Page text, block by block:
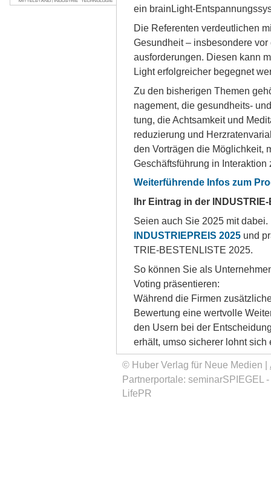
ein brain­Light-
Die Re­fe­ren­ten ver­deut­li­chen
Ge­sund­heit – ins­be­son­de­re
aus­for­de­run­gen. Die­sen kann
Light er­folg­rei­cher be­geg­net
Zu den bis­he­ri­gen The­men
na­ge­ment, die ge­sund­heits-
tung, die Acht­sam­keit und
re­du­zie­rung und
den Vor­trä­gen die Mög­lich­keit,
Ge­schäfts­füh­rung in
Weiterführende Infos zum
Ihr Ein­trag in der
Sei­en auch Sie 2025 mit da­bei.
INDUSTRIEPREIS 2025 und
TRIE-BES­TEN­LIS­TE 2025.
So kön­nen Sie als
Vo­ting prä­sen­tie­ren:
Wäh­rend die Fir­men
Be­wer­tung ei­ne wert­vol­le
den Usern bei der
er­hält, um­so si­che­rer lohnt sich
© Huber Verlag für Neue Medien |
Partnerportale: seminarSPIEGEL -
LifePR